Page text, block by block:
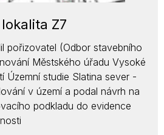
Z7
pořizovatel (Odbor stavebního
Městského úřadu Vysoké
Územní studie Slatina sever -
v území a podal návrh na
podkladu do evidence